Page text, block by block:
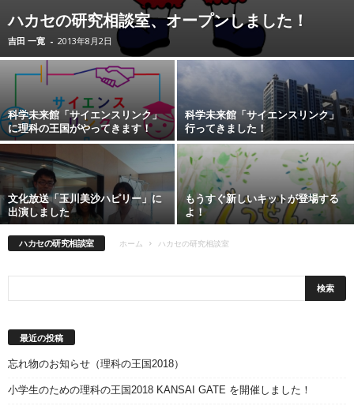
ハカセの研究相談室、オープンしました！
吉田 一寛 - 2013年8月2日
科学未来館「サイエンスリンク」
に理科の王国がやってきます！
科学未来館「サイエンスリンク」
行ってきました！
文化放送「玉川美沙ハピリー」に
出演しました
もうすぐ新しいキットが登場する
よ！
ハカセの研究相談室 ホーム ハカセの研究相談室
最近の投稿
忘れ物のお知らせ（理科の王国2018）
小学生のための理科の王国2018 KANSAI GATE を開催しました！